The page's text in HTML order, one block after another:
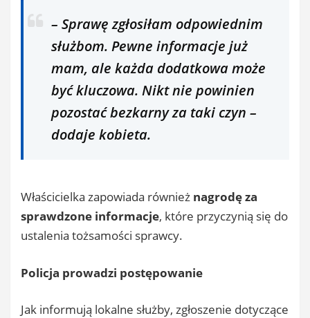
– Sprawę zgłosiłam odpowiednim
służbom. Pewne informacje już
mam, ale każda dodatkowa może
być kluczowa. Nikt nie powinien
pozostać bezkarny za taki czyn –
dodaje kobieta.
Właścicielka zapowiada również nagrodę za
sprawdzone informacje, które przyczynią się do
ustalenia tożsamości sprawcy.
Policja prowadzi postępowanie
Jak informują lokalne służby, zgłoszenie dotyczące